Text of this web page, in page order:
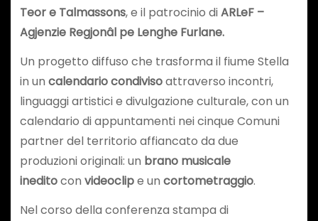
Teor e Talmassons, e il patrocinio diARLeF –
Agjenzie Regjonâl pe Lenghe Furlane.
Un progetto diffuso che trasforma il fiume Stella
in un calendariocondivisoattraverso incontri,
linguaggi artistici e divulgazione culturale, con un
calendario di appuntamenti nei cinque Comuni
partner del territorio affiancato da due
produzioni originali: un brano musicale
ineditocon videoclipe un cortometraggio.
Nel corso della conferenza stampa di